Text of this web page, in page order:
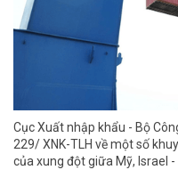
Cục Xuất nhập khẩu - Bộ
229/ XNK-TLH về một số
của xung đột giữa Mỹ, Israel